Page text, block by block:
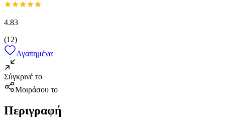
4.83
(12)
Αγαπημένα
Σύγκρινέ το
Μοιράσου το
Περιγραφή